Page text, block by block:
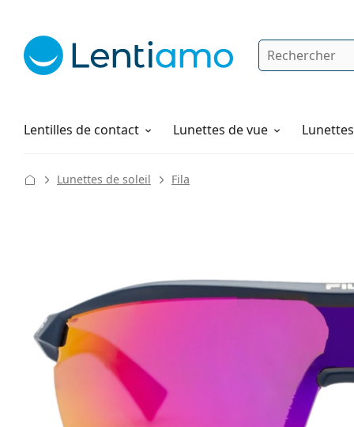
Rechercher
Lentilles de contact
Solutions Lunettes de vue
Comment commander
Lunettes de soleil Fila
Largeur des verres
Largeur
des verres